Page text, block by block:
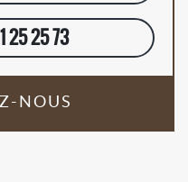
25 25 73
NOUS